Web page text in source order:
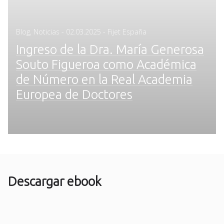
Blog Noticias - Posted
02.03.2025 - Fijet España
Ingreso de la Dra. María Generosa
Souto Figueroa como Académica
de Número en la Real Academia
Europea de Doctores
Descargar ebook